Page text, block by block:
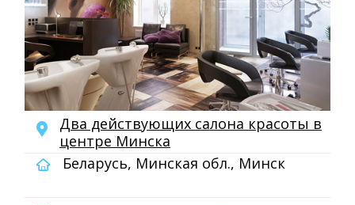
Два действующих салона красоты в
центре Минска
Беларусь, Минская обл., Минск